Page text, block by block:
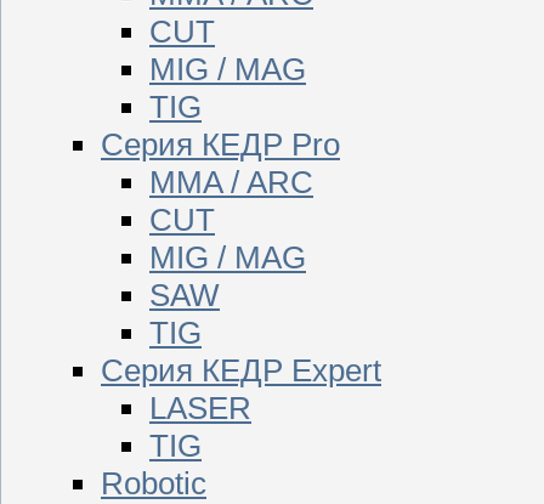
CUT
MIG / MAG
TIG
Серия КЕДР Pro
MMA / ARC
CUT
MIG / MAG
SAW
TIG
Серия КЕДР Expert
LASER
TIG
Robotic